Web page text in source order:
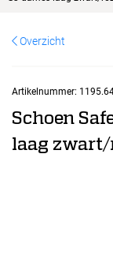
Overzicht
Artikelnummer:
Schoen
laag zwart/